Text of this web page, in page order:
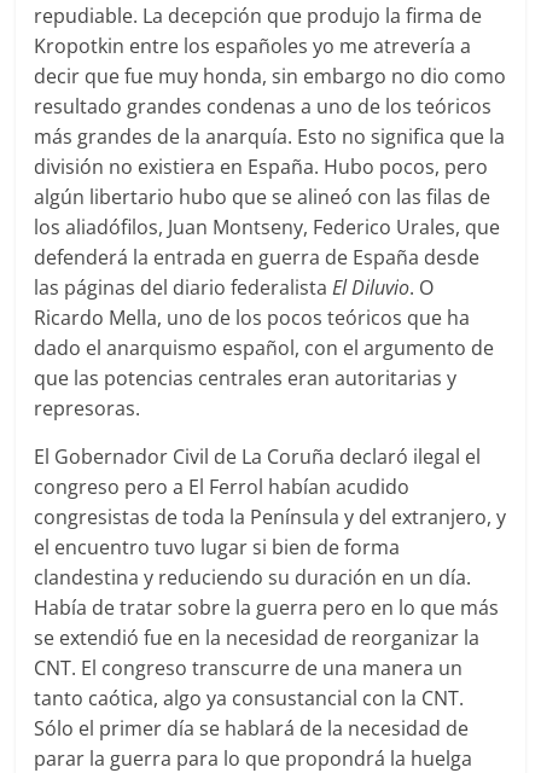
repudiable. La decepción que produjo la firma de
Kropotkin entre los españoles yo me atrevería a
decir que fue muy honda, sin embargo no dio como
resultado grandes condenas a uno de los teóricos
más grandes de la anarquía. Esto no significa que la
división no existiera en España. Hubo pocos, pero
algún libertario hubo que se alineó con las filas de
los aliadófilos, Juan Montseny, Federico Urales, que
defenderá la entrada en guerra de España desde
las páginas del diario federalistaEl Diluvio. O
Ricardo Mella, uno de los pocos teóricos que ha
dado el anarquismo español, con el argumento de
que las potencias centrales eran autoritarias y
represoras.
El Gobernador Civil de La Coruña declaró ilegal el
congreso pero a El Ferrol habían acudido
congresistas de toda la Península y del extranjero, y
el encuentro tuvo lugar si bien de forma
clandestina y reduciendo su duración en un día.
Había de tratar sobre la guerra pero en lo que más
se extendió fue en la necesidad de reorganizar la
CNT. El congreso transcurre de una manera un
tanto caótica, algo ya consustancial con la CNT.
Sólo el primer día se hablará de la necesidad de
parar la guerra para lo que propondrá la huelga